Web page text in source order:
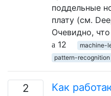
поддельные
плату (см.
Очевидно,
12
machine-
pattern-recognition
2
Как